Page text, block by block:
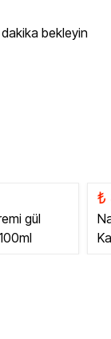
dakika bekleyin
gül
₺